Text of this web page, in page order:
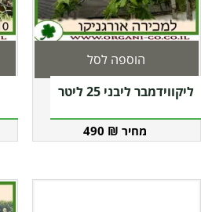
ליקווידמבר ליבני 25 ליטר
490 ₪
הוספה לסל